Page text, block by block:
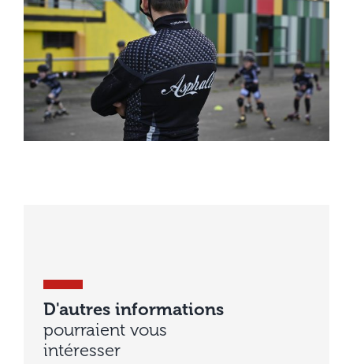
D'autres informations
pourraient vous
intéresser